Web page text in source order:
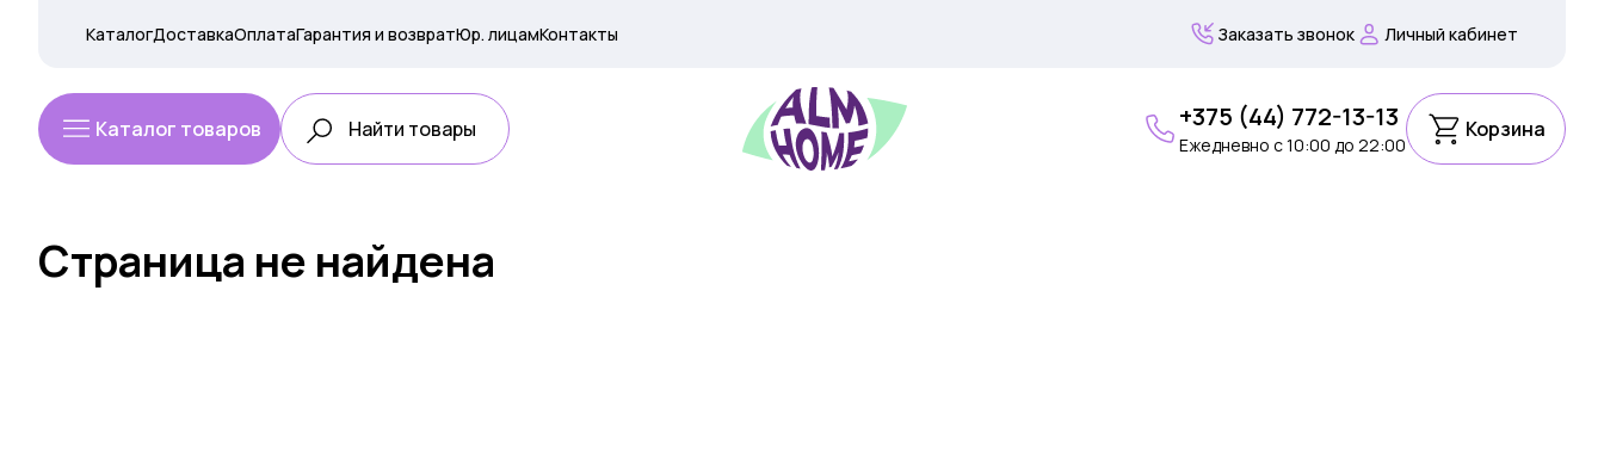
КаталогДоставкаОплатаГарантия и возвратЮр. лицамКонтакты Заказать звонок Личный кабинет
Каталог товаров +375 (44) 772-13-13
Ежедневно c 10:00 до 22:00
Корзина
Страница не найдена